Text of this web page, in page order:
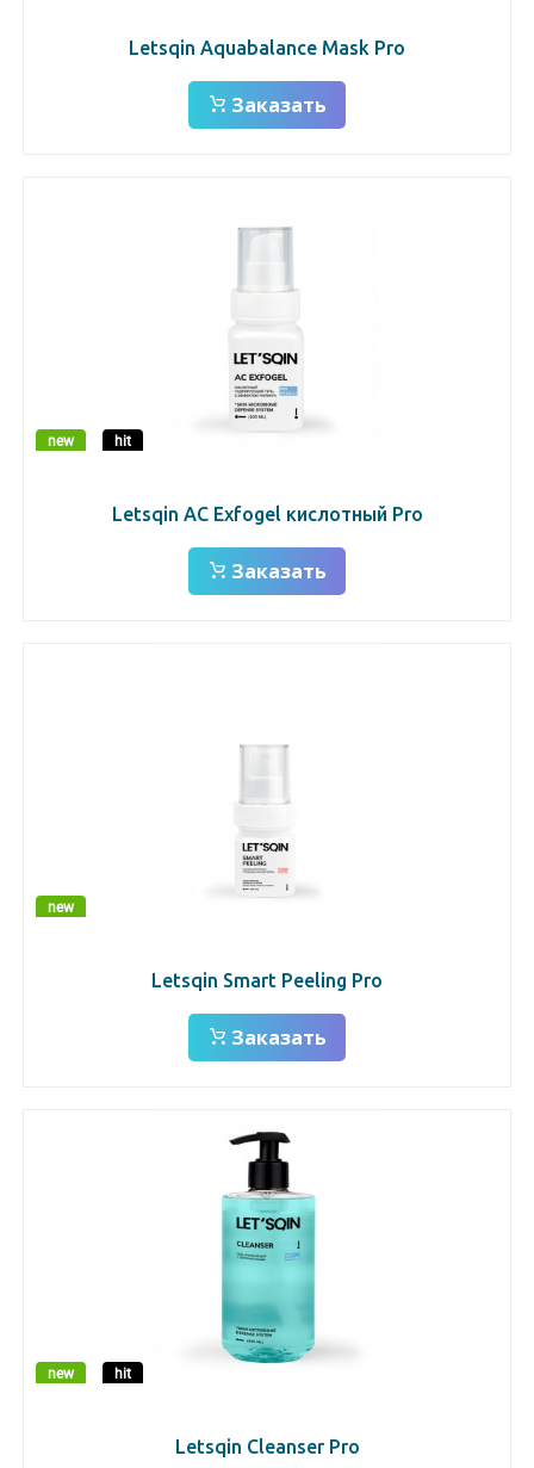
Letsqin Aquabalance Mask Pro
Заказать
new hit
Letsqin AC Exfogel кислотный Pro
Заказать
new
Letsqin Smart Peeling Pro
Заказать
new hit
Letsqin Cleanser Pro